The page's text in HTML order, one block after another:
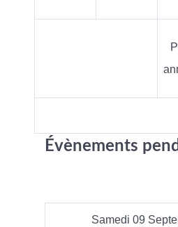
Évènements
Samedi 09